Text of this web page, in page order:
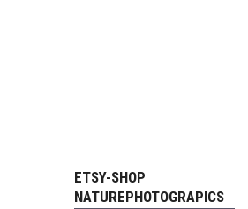
ETSY-SHOP
NATUREPHOTOGRAPICS